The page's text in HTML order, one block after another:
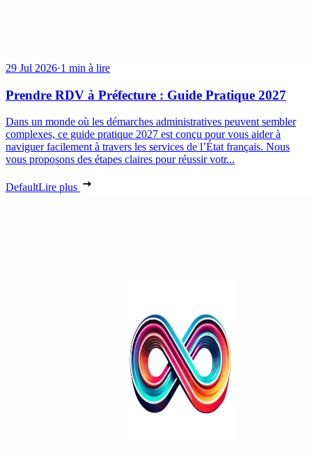
29 Jul 2026·1 min à lire
Prendre RDV à Préfecture : Guide Pratique 2027
Dans un monde où les démarches administratives peuvent sembler
complexes, ce guide pratique 2027 est conçu pour vous aider à
naviguer facilement à travers les services de l’État français. Nous
vous proposons des étapes claires pour réussir votr...
DefaultLire plus